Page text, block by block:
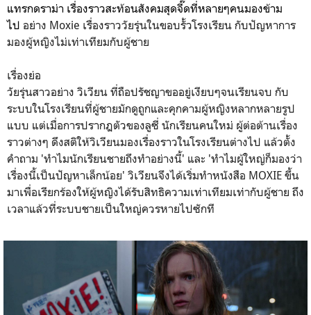
แทรกดราม่า เรื่องราวสะท้อนสังคมสุดจี๊ดที่หลายๆคนมองข้าม
ไป อย่าง Moxie เรื่องราววัยรุ่นในขอบรั้วโรงเรียน กับปัญหาการ
มองผู้หญิงไม่เท่าเทียมกับผู้ชาย
เรื่องย่อ
วัยรุ่นสาวอย่าง วิเวียน ที่ถือปรัชญาขออยู่เงียบๆจนเรียนจบ กับ
ระบบในโรงเรียนที่ผู้ชายมักดูถูกและคุกคามผู้หญิงหลากหลายรูป
แบบ แต่เมื่อการปรากฎตัวของลูซี่ นักเรียนคนใหม่ ผู้ต่อต้านเรื่อง
ราวต่างๆ ดึงสติให้วิเวียนมองเรื่องราวในโรงเรียนต่างไป แล้วตั้ง
คำถาม 'ทำไมนักเรียนชายถึงทำอย่างนี้' และ 'ทำไมผู้ใหญ่ก็มองว่า
เรื่องนี้เป็นปัญหาเล็กน้อย' วิเวียนจึงได้เริ่มทำหนังสือ MOXIE ขึ้น
มาเพื่อเรียกร้องให้ผู้หญิงได้รับสิทธิความเท่าเทียมเท่ากับผู้ชาย ถึง
เวลาแล้วที่ระบบชายเป็นใหญ่ควรหายไปซักที